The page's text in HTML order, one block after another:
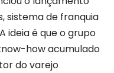
sistema de franquia
ideia é que o grupo
how acumulado
do varejo